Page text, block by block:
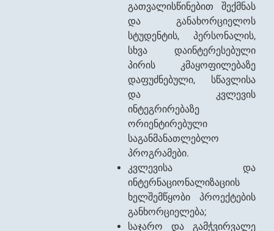
გათვალისწინებით შექმნას
და განახორციელოს
სტუდენტის, პერსონალის,
სხვა დაინტერესებული
პირის კმაყოფილებაზე
დაფუძნებული, სწავლისა
და კვლევის
ინტეგრირებაზე
ორიენტირებული
საგანმანათლებლო
პროგრამები.
კვლევისა და
ინტერნაციონალიზაციის
ხელშემწყობი პროექტების
განხორციელება;
საჯარო და გამჭვირვალე